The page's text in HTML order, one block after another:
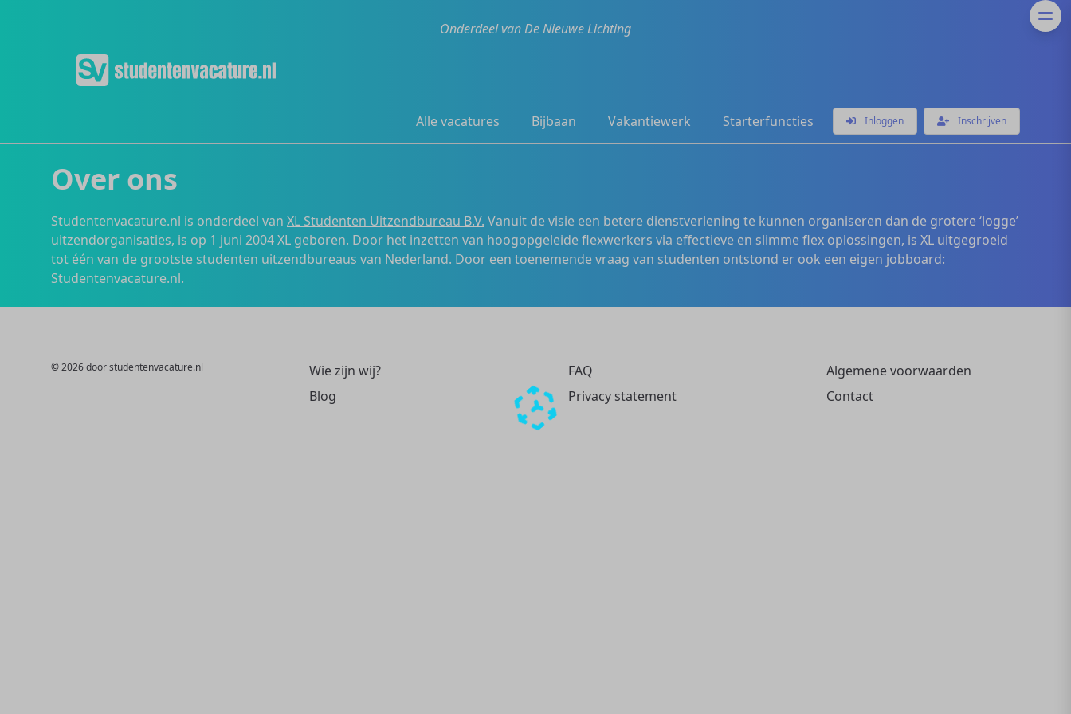
Onderdeel van De Nieuwe Lichting
Alle vacatures Bijbaan Vakantiewerk Starterfuncties Inloggen Inschrijven
Over ons
Studentenvacature.nl is onderdeel van XL Studenten Uitzendbureau B.V. Vanuit de visie een betere dienstverlening te kunnen organiseren dan de grotere ‘logge’
uitzendorganisaties, is op 1 juni 2004 XL geboren. Door het inzetten van hoogopgeleide flexwerkers via effectieve en slimme flex oplossingen, is XL uitgegroeid
tot één van de grootste studenten uitzendbureaus van Nederland. Door een toenemende vraag van studenten ontstond er ook een eigen jobboard:
Studentenvacature.nl.
© 2026 door studentenvacature.nl
Wie zijn wij?
Blog
FAQ
Privacy statement
Algemene voorwaarden
Contact